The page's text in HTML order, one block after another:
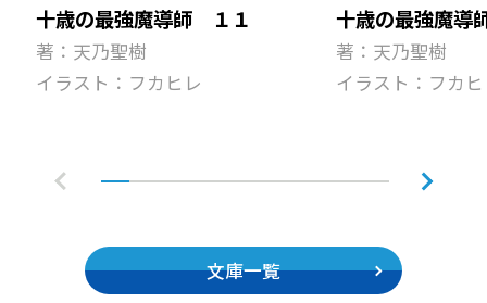
十歳の最強魔導師 １１
著：天乃聖樹
イラスト：フカヒレ
十歳の最強魔
著：天乃聖樹
イラスト：フカ
文庫一覧